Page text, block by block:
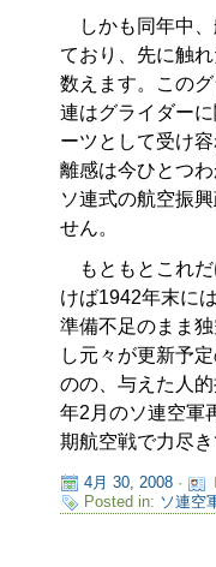
しかも同年中、
ており、先に触
数えます。この
連はグライダー
ーツとして受け
離感は今ひとつ
ソ連式の航空振
せん。
もともとこれだ
けば1942年末に
準備不足のまま
し元々が更新予
のの、与えた人
年2月のソ連空軍
期航空戦で力尽
4月 30, 2008 ·
Posted in: ソ連空